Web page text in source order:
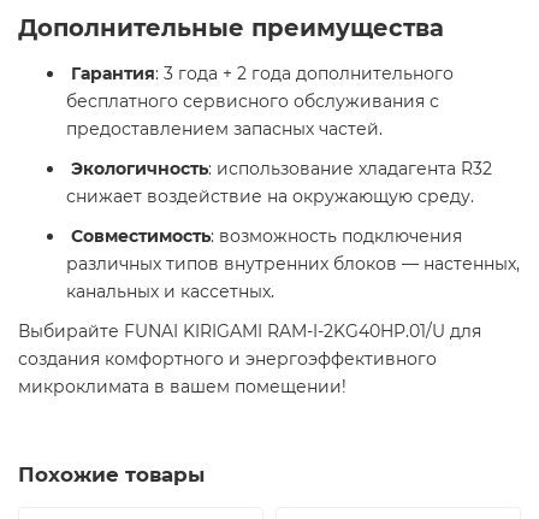
Дополнительные преимущества
Гарантия: 3 года + 2 года дополнительного
бесплатного сервисного обслуживания с
предоставлением запасных частей.​
Экологичность: использование хладагента R32
снижает воздействие на окружающую среду.​
Совместимость: возможность подключения
различных типов внутренних блоков — настенных,
канальных и кассетных.​
Выбирайте FUNAI KIRIGAMI RAM-I-2KG40HP.01/U для
создания комфортного и энергоэффективного
микроклимата в вашем помещении!
Похожие товары